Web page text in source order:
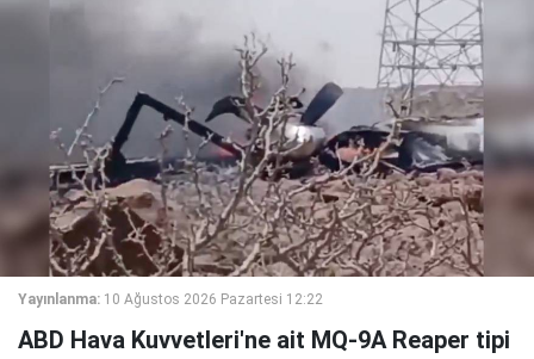
Yayınlanma: 10 Ağustos 2026 Pazartesi 12:22
ABD Hava Kuvvetleri'ne ait MQ-9A Reaper tipi